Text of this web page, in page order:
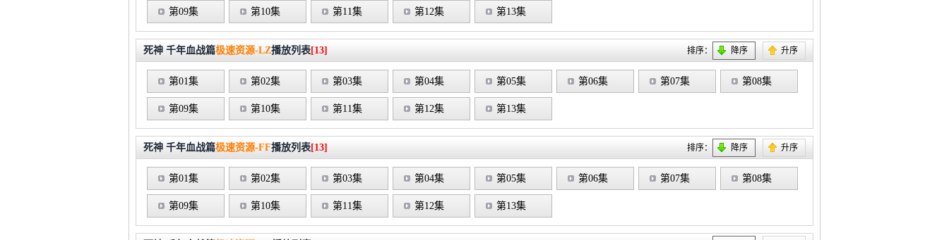
第09集 第10集 第11集 第12集 第13集
死神 千年血战篇极速资源-LZ播放列表[13] 排序： 降序 升序
第01集 第02集 第03集 第04集 第05集 第06集 第07集 第08集
第09集 第10集 第11集 第12集 第13集
死神 千年血战篇极速资源-FF播放列表[13] 排序： 降序 升序
第01集 第02集 第03集 第04集 第05集 第06集 第07集 第08集
第09集 第10集 第11集 第12集 第13集